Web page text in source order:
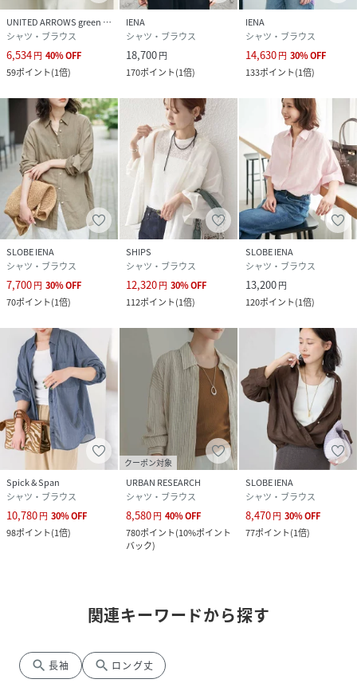
UNITED ARROWS green label relaxing
シャツ・ブラウス
6,534円 40%OFF
59ポイント(1倍)
IENA
シャツ・ブラウス
18,700円
170ポイント(1倍)
IENA
シャツ・ブラウス
14,630円 30%OFF
133ポイント(1倍)
SLOBE IENA
シャツ・ブラウス
7,700円 30%OFF
70ポイント(1倍)
SHIPS
シャツ・ブラウス
12,320円 30%OFF
112ポイント(1倍)
SLOBE IENA
シャツ・ブラウス
13,200円
120ポイント(1倍)
Spick & Span
シャツ・ブラウス
10,780円 30%OFF
98ポイント(1倍)
クーポン対象
URBAN RESEARCH
シャツ・ブラウス
8,580円 40%OFF
780ポイント(10%ポイント
バック)
SLOBE IENA
シャツ・ブラウス
8,470円 30%OFF
77ポイント(1倍)
関連キーワードから探す
search 長袖 search ロング丈